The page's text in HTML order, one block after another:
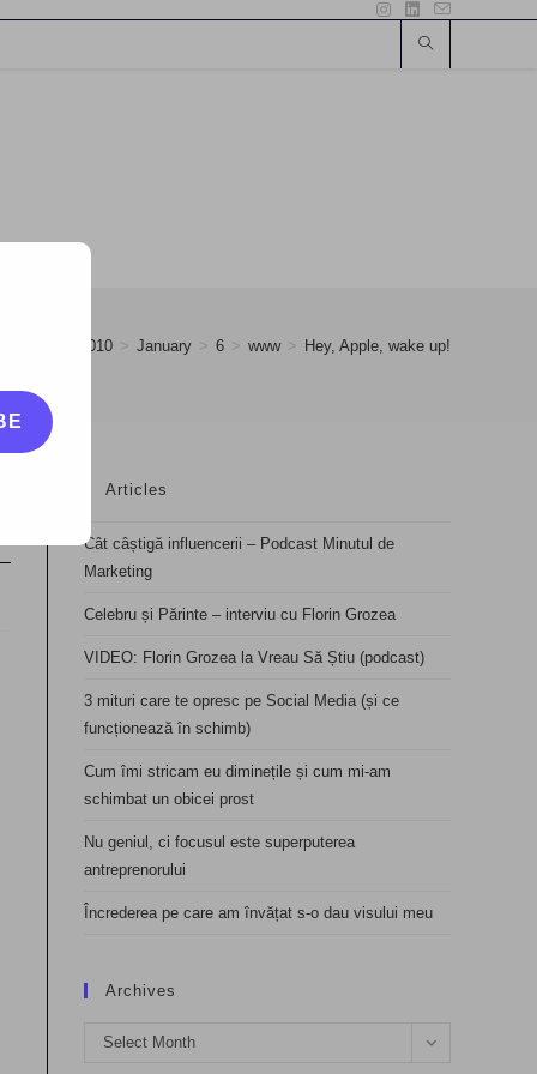
2010 > January > 6 > www > Hey, Apple, wake up!
Articles
Cât câștigă influencerii – Podcast Minutul de
Marketing
Celebru și Părinte – interviu cu Florin Grozea
VIDEO: Florin Grozea la Vreau Să Știu (podcast)
3 mituri care te opresc pe Social Media (și ce
funcționează în schimb)
Cum îmi stricam eu diminețile și cum mi-am
schimbat un obicei prost
Nu geniul, ci focusul este superputerea
antreprenorului
Încrederea pe care am învățat s-o dau visului meu
Archives
Archives
Select Month